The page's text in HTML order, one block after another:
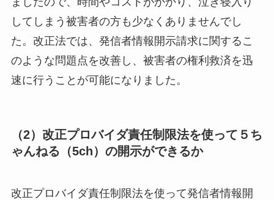
してしまう被害者の方も少なくありませんでし
た。改正法では、発信者情報開示請求に関するこ
のような問題点を改善し、被害者の権利救済を迅
速に行うことが可能になりました。
（2）改正プロバイダ責任制限法を使って５ち
ゃんねる（5ch）の開示ができるか
改正プロバイダ責任制限法を使って発信者情報開